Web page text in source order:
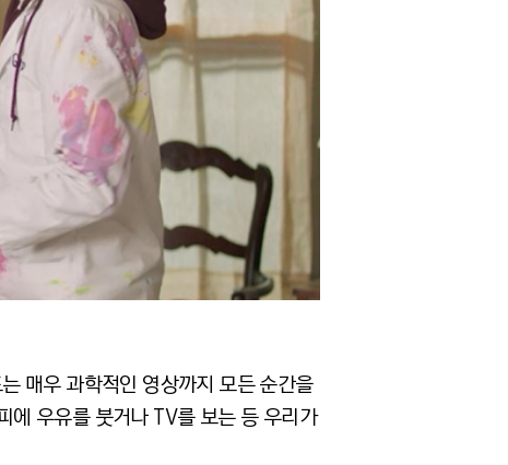
매우 과학적인 영상까지 모든 순간을
에 우유를 붓거나 TV를 보는 등 우리가